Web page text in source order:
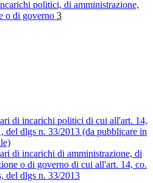
politici, di amministrazione,
o di governo 3
di incarichi politici di cui all'art. 14,
del dlgs n. 33/2013 (da pubblicare in
di incarichi di amministrazione, di
o di governo di cui all'art. 14, co.
del dlgs n. 33/2013